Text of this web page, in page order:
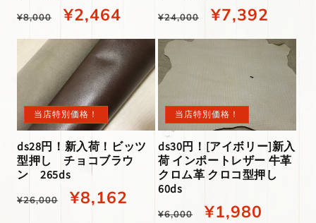
通
常
価
¥8,000
当
店
特
別
価
格
¥2,464
通
常
価
格
¥24,000
当
店
価
格
¥7,392
当店特別価格！
ds28円！新入荷！ビッツ
型押し チョコブラウ
ン 265ds
通
¥26,000
当
¥8,162
当店特別価格！
ds30円！[アイボリー]新入
荷 インポートレザー 牛革
クロム革 クロコ型押し
60ds
通
¥6,000
当
¥1,980